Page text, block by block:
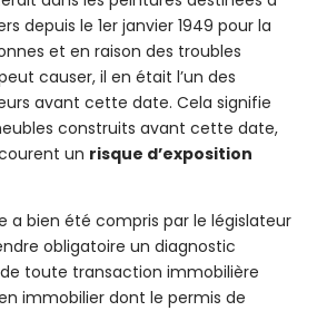
depuis le 1er janvier 1949 pour la
et en raison des troubles
causer, il en était l’un des
avant cette date. Cela signifie
construits avant cette date,
un risque d’exposition
a bien été compris par le législateur
obligatoire un diagnostic
toute transaction immobilière
immobilier dont le permis de